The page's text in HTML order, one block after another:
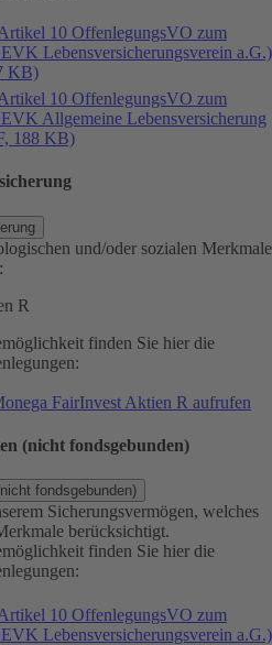
10 OffenlegungsVO zum
Lebensversicherungsverein a.G.)
KB)
10 OffenlegungsVO zum
Allgemeine Lebensversicherung
188 KB)
und/oder sozialen
R
finden Sie hier die
FairInvest Aktien R aufrufen
(nicht fondsgebunden)
fondsgebunden)
Sicherungsvermögen, welches
berücksichtigt.
finden Sie hier die
10 OffenlegungsVO zum
Lebensversicherungsverein a.G.)